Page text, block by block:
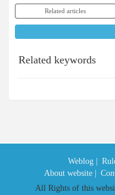
Related articles
Related keywords
Weblog |
About website |
All Rights of this